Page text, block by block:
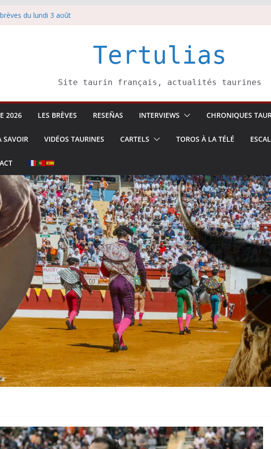
du lundi 3 août
Tertulias
Site taurin français, actualités taurines
2026 LES BRÈVES RESEÑAS INTERVIEWS CHRONIQUES
SAVOIR VIDÉOS TAURINES CARTELS TOROS À LA TÉLÉ